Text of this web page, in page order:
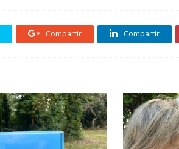
Compartir Compartir